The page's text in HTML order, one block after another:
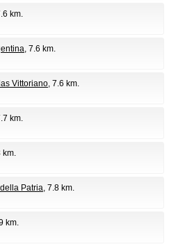
km.
, 7.6 km.
Vittoriano, 7.6 km.
km.
km.
Patria, 7.8 km.
km.